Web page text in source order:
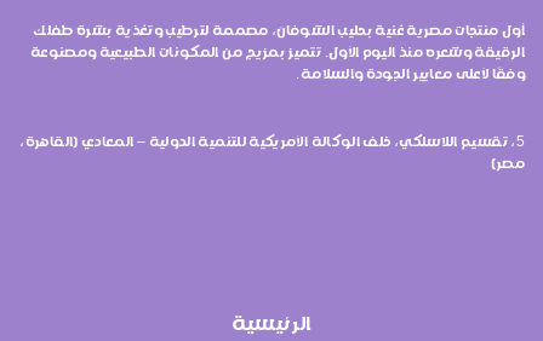
أول منتجات مصرية غنية بحليب الشوفان، مصممة لترطيب وتغذية بشرة طفلك
الرقيقة وشعره منذ اليوم الأول. تتميز بمزيج من المكونات الطبيعية ومصنوعة
وفقًا لأعلى معايير الجودة والسلامة.
5، تقسيم اللاسلكي، خلف الوكالة الأمريكية للتنمية الدولية – المعادي (القاهرة،
مصر)
الرئيسية